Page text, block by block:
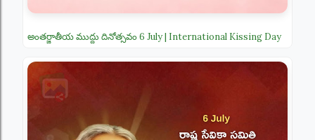
అంతర్జాతీయ ముద్దు దినోత్సవం 6 July | International Kissing Day